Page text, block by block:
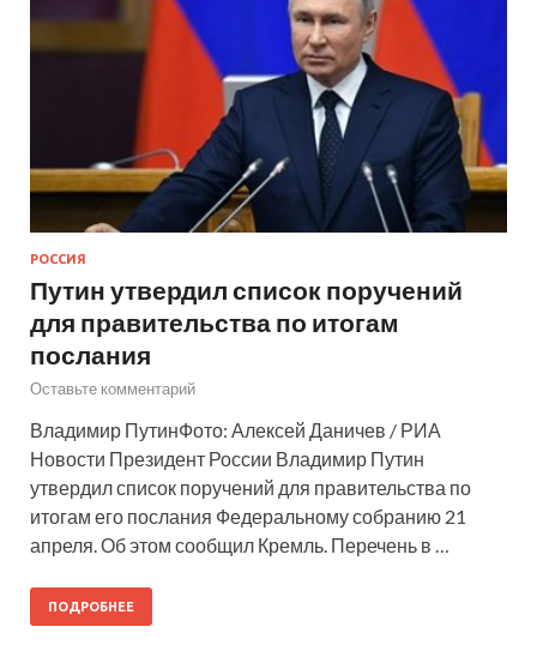
РОССИЯ
Путин утвердил список поручений
для правительства по итогам
послания
Оставьте комментарий
Владимир ПутинФото: Алексей Даничев / РИА
Новости Президент России Владимир Путин
утвердил список поручений для правительства по
итогам его послания Федеральному собранию 21
апреля. Об этом сообщил Кремль. Перечень в …
ПОДРОБНЕЕ